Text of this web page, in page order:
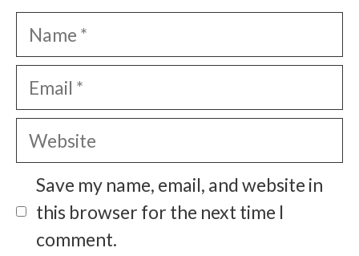
Name
Email
Website
Save my name, email, and website in
this browser for the next time I
comment.